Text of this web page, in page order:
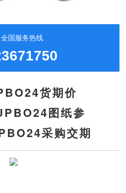
全国服务热线
货期价
图纸参
采购交期